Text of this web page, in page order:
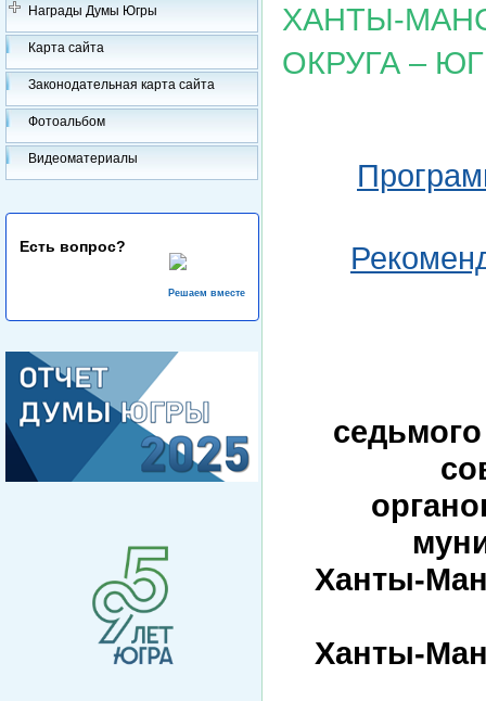
Награды Думы Югры
Карта сайта
Законодательная карта сайта
Фотоальбом
Видеоматериалы
Есть вопрос?
Решаем вместе
ХАНТЫ-
ОКРУГА –
Ханты-
Ханты-